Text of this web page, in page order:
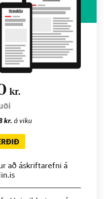
kr.
kr. á viku
að áskriftarefni á